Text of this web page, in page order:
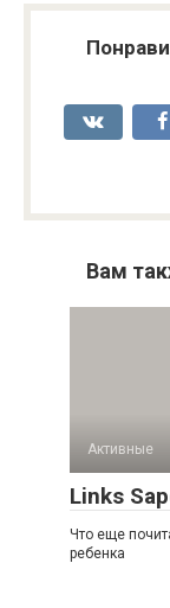
Вам
Активные
Links
Что еще
ребенка